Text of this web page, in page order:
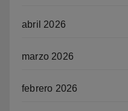
abril 2026
marzo 2026
febrero 2026